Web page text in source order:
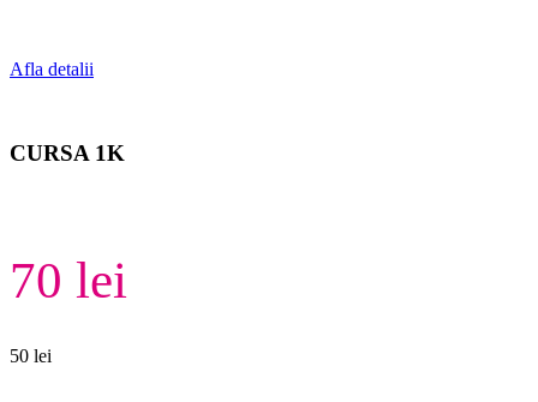
Afla detalii
CURSA 1K
70 lei
50 lei